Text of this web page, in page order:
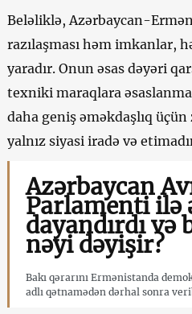
Beləliklə, Azərbaycan-
razılaşması həm imkanlar,
yaradır. Onun əsas dəyəri
texniki maraqlara
daha geniş əməkdaşlıq
yalnız siyasi iradə və
Azərbaycan
Parlamenti ilə
dayandırdı və
nəyi dəyişir?
Bakı qərarını Ermənistanda
adlı qətnamədən dərhal sonra